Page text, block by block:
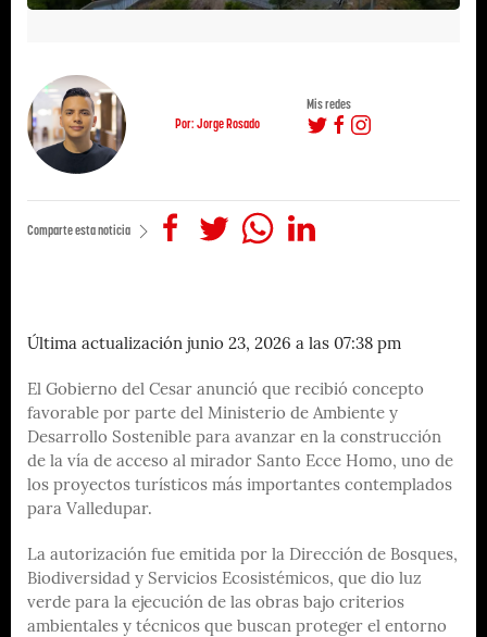
Por: Jorge Rosado
Mis redes
Comparte esta noticia
Última actualización junio 23, 2026 a las 07:38 pm
El Gobierno del Cesar anunció que recibió concepto
favorable por parte del Ministerio de Ambiente y
Desarrollo Sostenible para avanzar en la construcción
de la vía de acceso al mirador Santo Ecce Homo, uno de
los proyectos turísticos más importantes contemplados
para Valledupar.
La autorización fue emitida por la Dirección de Bosques,
Biodiversidad y Servicios Ecosistémicos, que dio luz
verde para la ejecución de las obras bajo criterios
ambientales y técnicos que buscan proteger el entorno